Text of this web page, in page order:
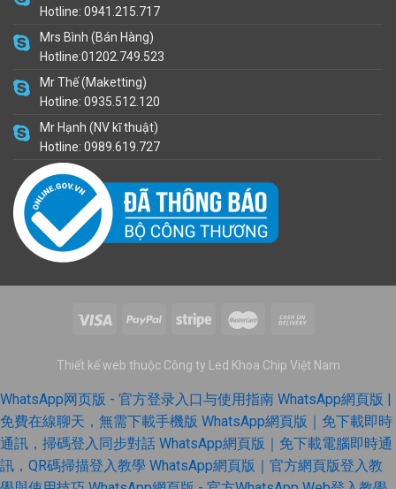
Hotline: 0941.215.717
Mrs Bình (Bán Hàng)
Hotline:01202.749.523
Mr Thế (Maketting)
Hotline: 0935.512.120
Mr Hạnh (NV kĩ thuật)
Hotline: 0989.619.727
Thiết kế web thuộc Công ty Led Khoa Chip Việt Nam
WhatsApp网页版 - 官方登录入口与使用指南 WhatsApp網頁版 |
免費在線聊天，無需下載手機版 WhatsApp網頁版｜免下載即時
通訊，掃碼登入同步對話 WhatsApp網頁版｜免下載電腦即時通
訊，QR碼掃描登入教學 WhatsApp網頁版｜官方網頁版登入教